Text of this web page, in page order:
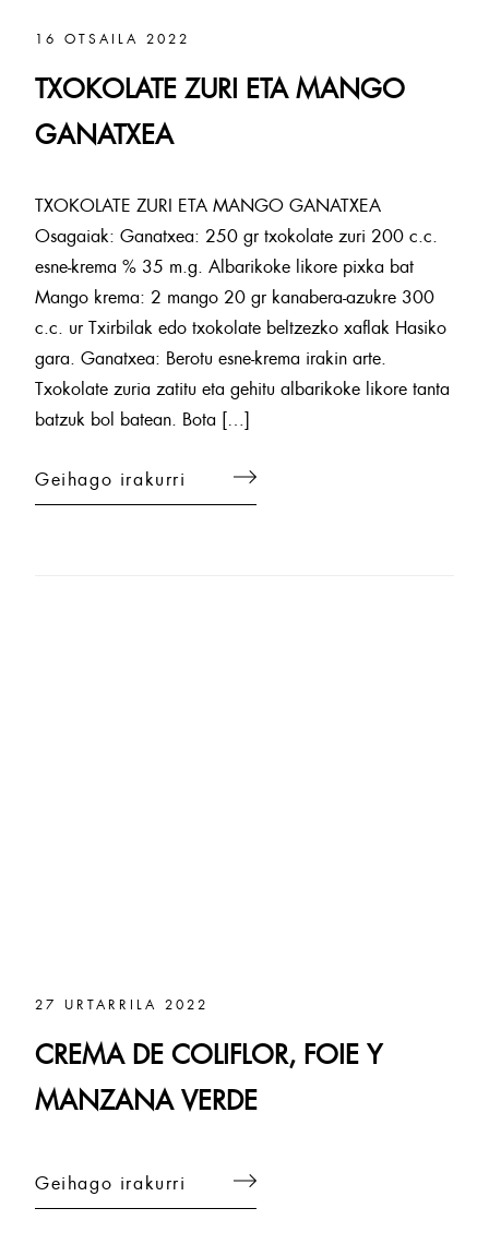
16 OTSAILA 2022
TXOKOLATE ZURI ETA MANGO
GANATXEA
TXOKOLATE ZURI ETA MANGO GANATXEA
Osagaiak: Ganatxea: 250 gr txokolate zuri 200 c.c.
esne-krema % 35 m.g. Albarikoke likore pixka bat
Mango krema: 2 mango 20 gr kanabera-azukre 300
c.c. ur Txirbilak edo txokolate beltzezko xaflak Hasiko
gara. Ganatxea: Berotu esne-krema irakin arte.
Txokolate zuria zatitu eta gehitu albarikoke likore tanta
batzuk bol batean. Bota […]
Geihago irakurri
27 URTARRILA 2022
CREMA DE COLIFLOR, FOIE Y
MANZANA VERDE
Geihago irakurri